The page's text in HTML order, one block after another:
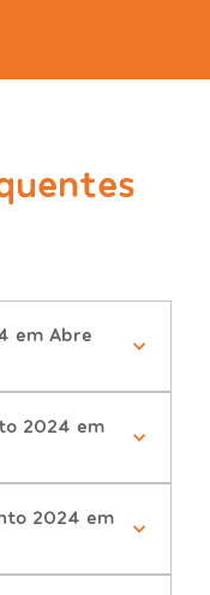
em Abre
2024 em
2024 em